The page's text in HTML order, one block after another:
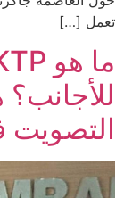
تعمل […]
التصويت